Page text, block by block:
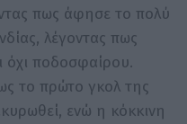
πως άφησε το πολύ
λέγοντας πως
όχι ποδοσφαίρου.
το πρώτο γκολ της
ενώ η κόκκινη